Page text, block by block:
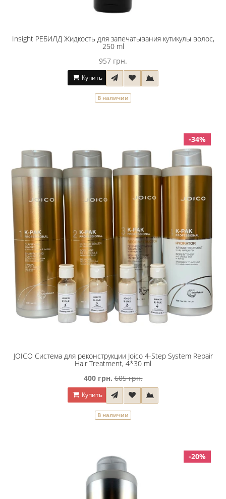
Insight РЕБИЛД Жидкость для запечатывания кутикулы волос,
250 ml
957 грн.
Купить
В наличии
-34%
JOICO Система для реконструкции Joico 4-Step System Repair
Hair Treatment, 4*30 ml
400 грн. 605 грн.
Купить
В наличии
-20%